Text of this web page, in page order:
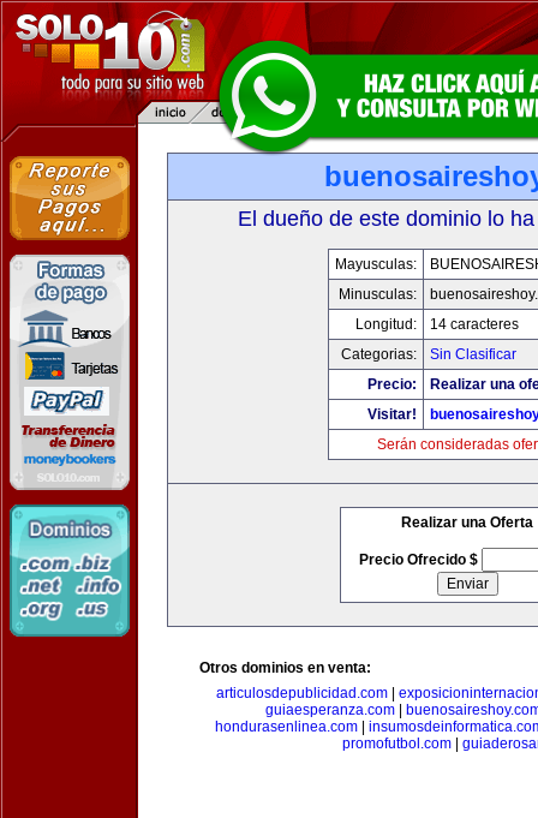
El dueño de este dominio lo
Mayusculas:
Minusculas:
Longitud:
14 caracteres
Categorias:
Sin Clasificar
Precio:
Realizar una
Visitar!
Serán consideradas
Realizar una Oferta
Precio Ofrecido $
Otros dominios en venta:
articulosdepublicidad.com|
guiaesperanza.com
hondurasenlinea.com|
promofutbol.com